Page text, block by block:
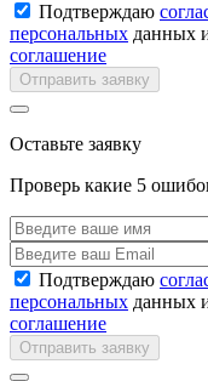
Подтверждаю
персональных данных
соглашение
Отправить заявку
Оставьте заявку
Проверь какие 5
Подтверждаю
персональных данных
соглашение
Отправить заявку